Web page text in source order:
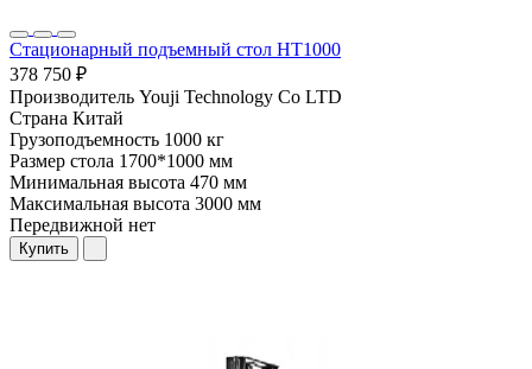
Стационарный подъемный стол HT1000
378 750 ₽
Производитель Youji Technology Co LTD
Страна Китай
Грузоподъемность 1000 кг
Размер стола 1700*1000 мм
Минимальная высота 470 мм
Максимальная высота 3000 мм
Передвижной нет
Купить